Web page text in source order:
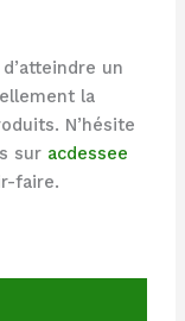
un
la
N’hésite
sur acdessee
faire.